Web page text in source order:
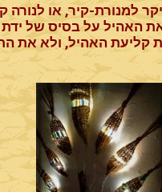
למנורת-קיר, או
האהיל על בסיס של
קליעת האהיל, ולא את